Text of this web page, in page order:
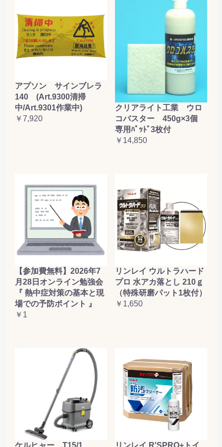
アプソン サインブレラ
140 (Art.9300清掃
中/Art.9301作業中)
￥7,920
クリアライト工業 ウロ
コバスター 450g×3個
専用ﾊﾟｯﾄﾞ3枚付
￥14,850
【参加費無料】2026年7
月28日オンライン勉強会
『 熱中症対策の基本と現
場での予防ポイント 』
￥1
リンレイ ウルトラハード
プロ 水アカ落とし 210ｇ
（特殊研磨パット1枚付）
￥1,650